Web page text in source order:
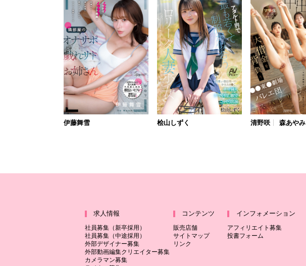
伊藤舞雪 桧山しずく 清野咲 森あやみ
求人情報
社員募集（新卒採用）
社員募集（中途採用）
外部デザイナー募集
外部動画編集クリエイター募集
カメラマン募集
コンテンツ
販売店舗
サイトマップ
リンク
インフォメーション
アフィリエイト募集
投書フォーム